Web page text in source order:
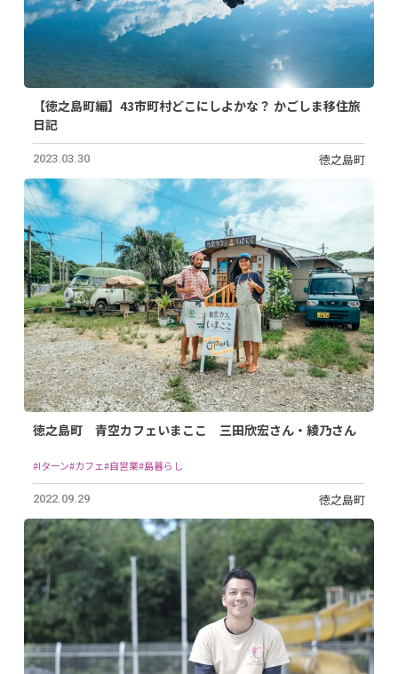
【徳之島町編】43市町村どこにしよかな？ かごしま移住旅
日記
2023.03.30 徳之島町
徳之島町 青空カフェいまここ 三田欣宏さん・綾乃さん
#Iターン#カフェ#自営業#島暮らし
2022.09.29 徳之島町